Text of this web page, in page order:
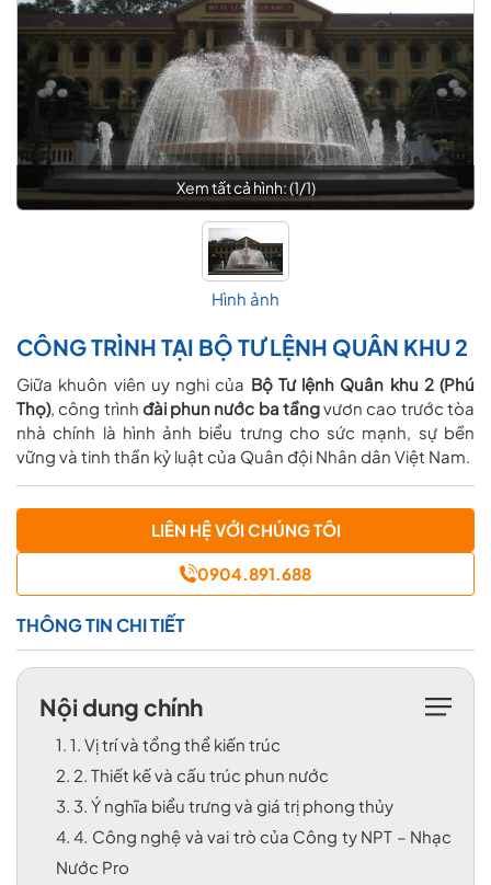
Xem tất cả hình: (1/1)
Hình ảnh
CÔNG TRÌNH TẠI BỘ TƯ LỆNH QUÂN KHU 2
Giữa khuôn viên uy nghi của Bộ Tư lệnh Quân khu 2 (Phú
Thọ), công trình đài phun nước ba tầngvươn cao trước tòa
nhà chính là hình ảnh biểu trưng cho sức mạnh, sự bền
vững và tinh thần kỷ luật của Quân đội Nhân dân Việt Nam.
LIÊN HỆ VỚI CHÚNG TÔI
0904.891.688
THÔNG TIN CHI TIẾT
Nội dung chính
1. 1. Vị trí và tổng thể kiến trúc
2. 2. Thiết kế và cấu trúc phun nước
3. 3. Ý nghĩa biểu trưng và giá trị phong thủy
4.4. Công nghệ và vai trò của Công ty NPT – Nhạc
Nước Pro